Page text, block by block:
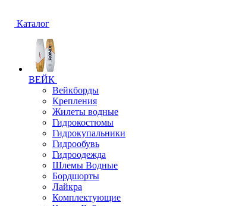
Каталог
ВЕЙК
Вейкборды
Крепления
Жилеты водные
Гидрокостюмы
Гидрокупальники
Гидрообувь
Гидроодежда
Шлемы Водные
Бордшорты
Лайкра
Комплектующие